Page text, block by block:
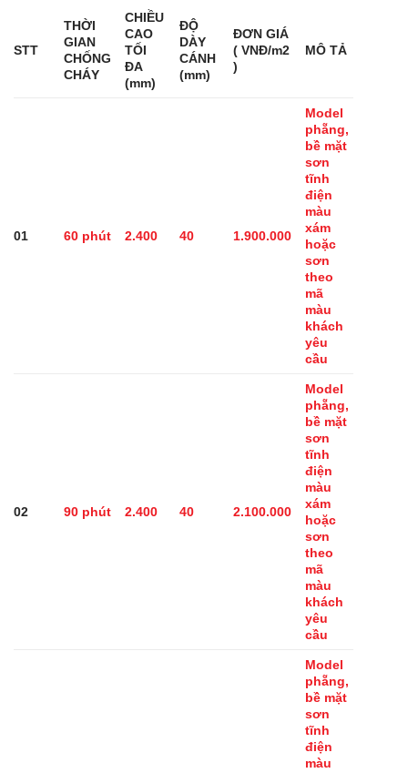
STT
THỜI
GIAN
CHỐNG
CHÁY
CHIỀU
CAO
TỐI
ĐA
(mm)
ĐỘ
DÀY
CÁNH
(mm)
ĐƠN GIÁ
( VNĐ/m2
)
MÔ TẢ
01 60 phút 2.400 40 1.900.000
Model
phẵng,
bề mặt
sơn
tĩnh
điện
màu
xám
hoặc
sơn
theo
mã
màu
khách
yêu
cầu
02 90 phút 2.400 40 2.100.000
Model
phẵng,
bề mặt
sơn
tĩnh
điện
màu
xám
hoặc
sơn
theo
mã
màu
khách
yêu
cầu
Model
phẵng,
bề mặt
sơn
tĩnh
điện
màu